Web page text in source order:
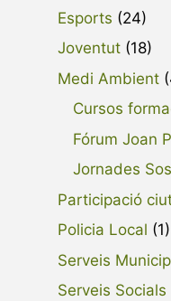
Esports (24)
Joventut (18)
Medi Ambient
Cursos
Fórum Joan
Jornades
Participació
Policia Local (1)
Serveis
Serveis Socials